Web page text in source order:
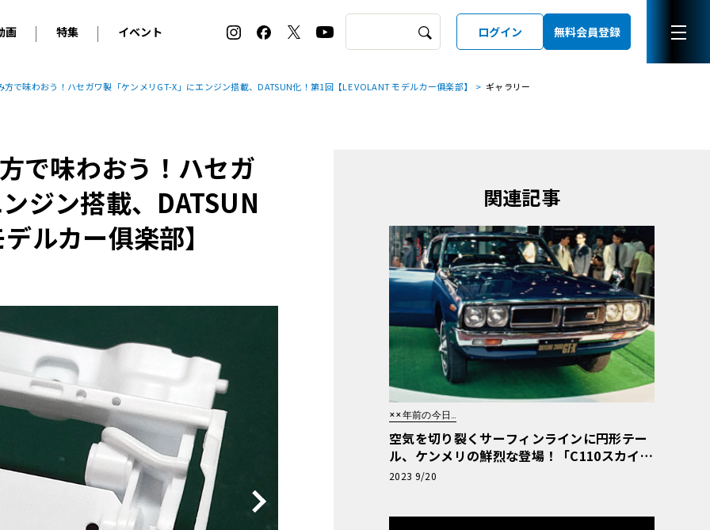
BMW
アルピナ
ルノー
アバルト
ロメオ
ーニ
マセラティ
アストン・マーティン
ー
ケータハム
トヨタ
日産
スバル
マツダ
ダイハツ
スズキ
画
ジナル動画
特集
2026 サマータイヤ＆ホイール バイヤーズガイド
ホイールカタログ
タイヤ特集
イベント
ル・ボラン カーズ・ミート2026横浜
EV:LIFE KOBE 2025
ル・ボラン カーズ・ミート2025横浜
ログイン 無料会員登録
で味わおう！ハセガワ製「ケンメリGT-X」にエンジン搭載、DATSUN化！第1回【LE VOLANT モデルカー俱楽部】 ギャラリー
で味わおう！ハセガ
ジン搭載、DATSUN
ルカー俱楽部】
関連記事
××年前の今日…
空気を切り裂くサーフィンラインに円形テー
ル、ケンメリの鮮烈な登場！「C110スカイラ
イン」発売!!【51年前の今日、こんなこと
2023 9/20